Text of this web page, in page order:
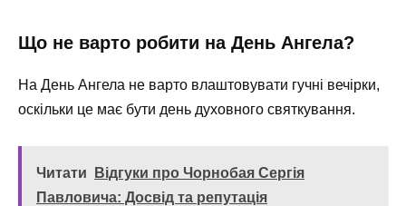
Що не варто робити на День Ангела?
На День Ангела не варто влаштовувати гучні вечірки,
оскільки це має бути день духовного святкування.
Читати
Відгуки про Чорнобая Сергія
Павловича: Досвід та репутація